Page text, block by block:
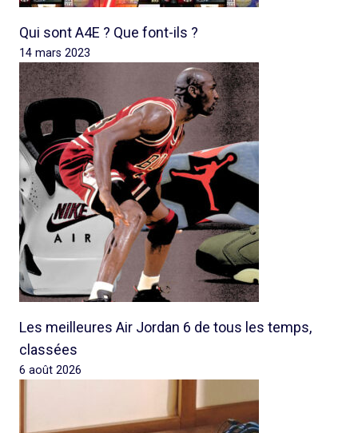
Qui sont A4E ? Que font-ils ?
14 mars 2023
Les meilleures Air Jordan 6 de tous les temps,
classées
6 août 2026